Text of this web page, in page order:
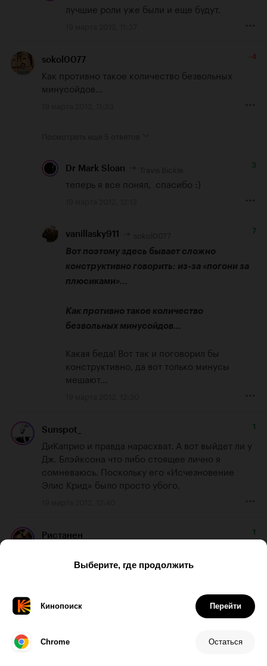
лучшие роли уже были и еще будут.
sokol0077 -4
Как противно такое количество безвольных
минусойдов...
Dr Mark Sloan 3
теперь я все понял,  спасибо :)
vanillasky911 7
Вот поэтому здесь бывает сложно
конструктивно говорить: из-за «погони за
плюсиками»…
Как противно такое количество
безвольных минусойдов…
Какая беда! Вот так и поговорил бы
конструктивно, да вот только минусы
мешают...
Sunspot_ 1
ДиКаприо и правда нарасхват. А вот выйдет ли у
Дж. Блэйксона что либо стоящее лично я
сомневаюсь. Поскольку его «Исчезновение
Элис Крид» было просто убого.
Ристанен 1
похож на Тьюринга, чем Лео??))
1
ответственность. Играть историческую личность